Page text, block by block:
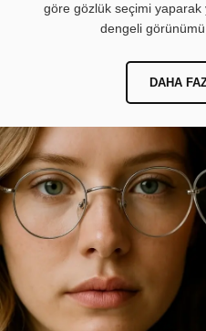
göre gözlük seçimi yaparak
dengeli
DAHA